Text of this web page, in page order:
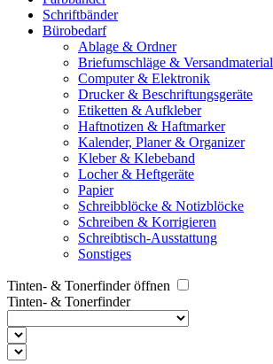
Schriftbänder
Bürobedarf
Ablage & Ordner
Briefumschläge & Versandmaterial
Computer & Elektronik
Drucker & Beschriftungsgeräte
Etiketten & Aufkleber
Haftnotizen & Haftmarker
Kalender, Planer & Organizer
Kleber & Klebeband
Locher & Heftgeräte
Papier
Schreibblöcke & Notizblöcke
Schreiben & Korrigieren
Schreibtisch-Ausstattung
Sonstiges
Tinten- & Tonerfinder öffnen
Tinten- & Tonerfinder